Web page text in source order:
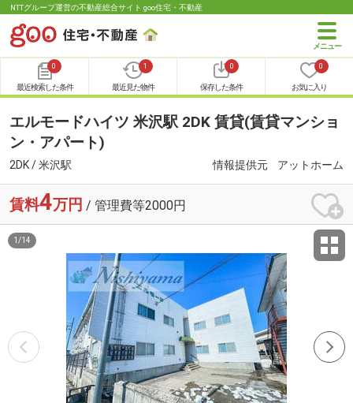
NTTグループ運営の不動産総合サイト goo住宅・不動産
0
最近検索した条件
1
最近見た物件
0
保存した条件
0
お気に入り
エルモードハイツ 米沢駅 2DK 賃貸(賃貸マンショ
ン・アパート)
2DK / 米沢駅 情報提供元 アットホーム
賃料4万円 / 管理費等2000円
1 /14